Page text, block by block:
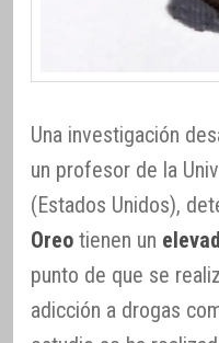
Una investigación
un profesor de la
(Estados Unidos),
Oreo tienen un
punto de que se
adicción a drogas